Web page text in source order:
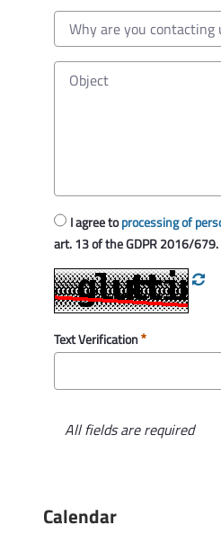
I agree toprocessing of
art. 13 of the GDPR 2016/679.
Text Verification
All fields are required
Calendar